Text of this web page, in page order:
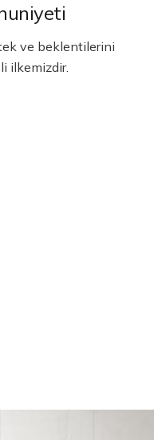
ve beklentilerini
ilkemizdir.